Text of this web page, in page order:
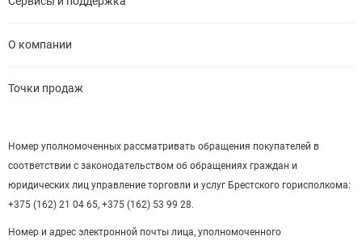
О компании
Точки продаж
Номер уполномоченных рассматривать обращения покупателей в
соответствии с законодательством об обращениях граждан и
юридических лиц управление торговли и услуг Брестского горисполкома:
+375 (162) 21 04 65, +375 (162) 53 99 28.
Номер и адрес электронной почты лица, уполномоченного